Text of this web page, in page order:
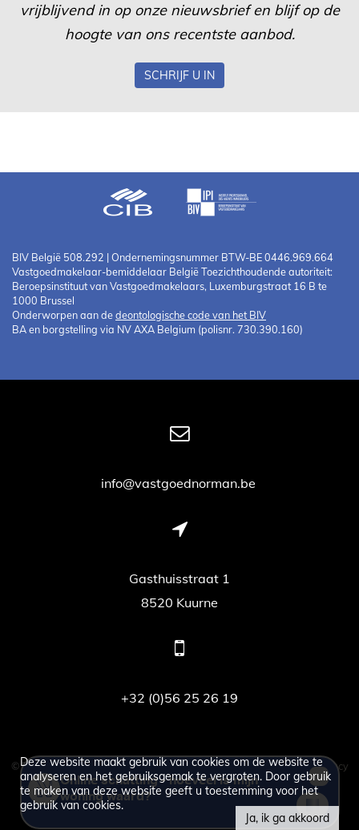
vrijblijvend in op onze nieuwsbrief en blijf op de
hoogte van ons recentste aanbod.
SCHRIJF U IN
BIV België 508.292 | Ondernemingsnummer BTW-BE 0446.969.664
Vastgoedmakelaar-bemiddelaar België Toezichthoudende autoriteit:
Beroepsinstituut van Vastgoedmakelaars, Luxemburgstraat 16 B te
1000 Brussel
Onderworpen aan dedeontologische code van het BIV
BA en borgstelling via NV AXA Belgium (polisnr. 730.390.160)
info@vastgoednorman.be
Gasthuisstraat 1
8520 Kuurne
+32 (0)56 25 26 19
© 2026 - vastgoed Norman -Developed by Zabun-Disclaimer-Privacy
policy
Deze website maakt gebruik van cookies om de website te
analyseren en het gebruiksgemak te vergroten. Door gebruik
te maken van deze website geeft u toestemming voor het
gebruik van cookies.
Ja, ik ga akkoord